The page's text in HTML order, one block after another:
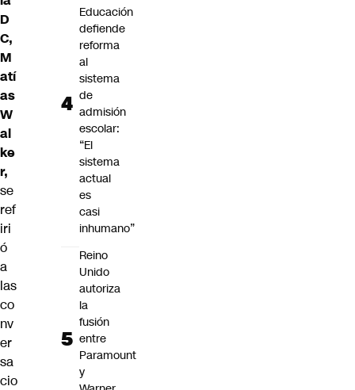
D
C,
M
atí
as
W
al
ke
r,
se
ref
iri
ó
a
las
co
nv
er
sa
cio
Educación
defiende
reforma
al
sistema
de
admisión
escolar:
“El
sistema
actual
es
casi
inhumano”
Reino
Unido
autoriza
la
fusión
entre
Paramount
y